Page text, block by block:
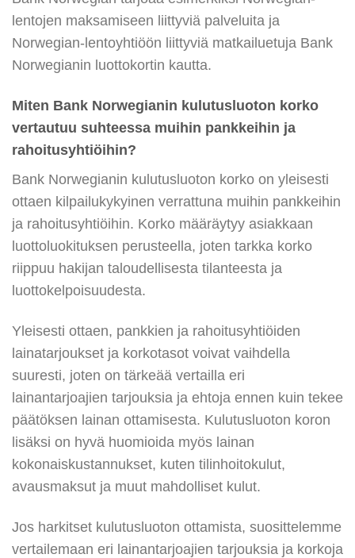
lentojen maksamiseen liittyviä palveluita ja
Norwegian-lentoyhtiöön liittyviä matkailuetuja Bank
Norwegianin luottokortin kautta.
Miten Bank Norwegianin kulutusluoton korko
vertautuu suhteessa muihin pankkeihin ja
rahoitusyhtiöihin?
Bank Norwegianin kulutusluoton korko on yleisesti
ottaen kilpailukykyinen verrattuna muihin pankkeihin
ja rahoitusyhtiöihin. Korko määräytyy asiakkaan
luottoluokituksen perusteella, joten tarkka korko
riippuu hakijan taloudellisesta tilanteesta ja
luottokelpoisuudesta.
Yleisesti ottaen, pankkien ja rahoitusyhtiöiden
lainatarjoukset ja korkotasot voivat vaihdella
suuresti, joten on tärkeää vertailla eri
lainantarjoajien tarjouksia ja ehtoja ennen kuin tekee
päätöksen lainan ottamisesta. Kulutusluoton koron
lisäksi on hyvä huomioida myös lainan
kokonaiskustannukset, kuten tilinhoitokulut,
avausmaksut ja muut mahdolliset kulut.
Jos harkitset kulutusluoton ottamista, suosittelemme
vertailemaan eri lainantarjoajien tarjouksia ja korkoja